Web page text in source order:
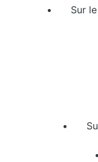
•
Sur
•
•